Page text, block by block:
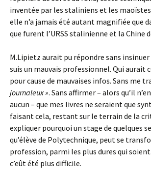
inventée par les staliniens et les
elle n’a jamais été autant magnifiée que
que furent l’URSS stalinienne et la Chine
M.Lipietz aurait pu répondre sans insinuer
suis un mauvais professionnel. Qui aurait
pour cause de mauvaises infos. Sans me
journaleux ». Sans affirmer – alors qu’il
aucun – que mes livres ne seraient que
faisant cela, restant sur le terrain de la
expliquer pourquoi un stage de quelques
qu’élève de Polytechnique, peut se
profession, parmi les plus dures qui
c’eût été plus difficile.